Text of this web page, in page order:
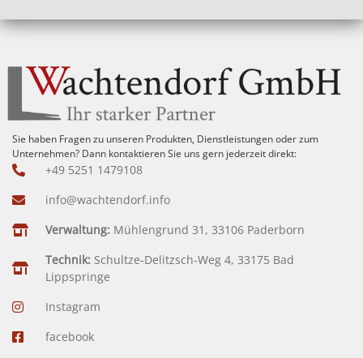
Sie haben Fragen zu unseren Produkten, Dienstleistungen oder zum
Unternehmen? Dann kontaktieren Sie uns gern jederzeit direkt:
+49 5251 1479108
info@wachtendorf.info
Verwaltung: Mühlengrund 31, 33106 Paderborn
Technik: Schultze-Delitzsch-Weg 4, 33175 Bad
Lippspringe
Instagram
facebook